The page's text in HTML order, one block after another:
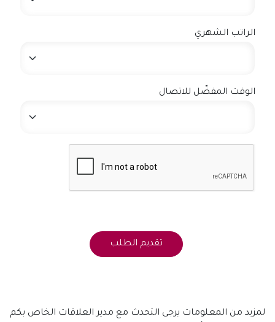
الراتب الشهري
الوقت المفضّل للاتصال
لمزيد من المعلومات يرجى التحدث مع مدير العلاقات الخاص بكم